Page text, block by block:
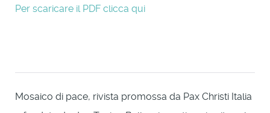
Per scaricare il PDF clicca qui
Mosaico di pace, rivista promossa da Pax Christi Italia